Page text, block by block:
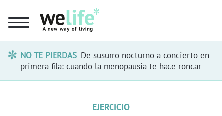
NO TE PIERDAS De susurro nocturno a concierto en
primera fila: cuando la menopausia te hace roncar
EJERCICIO